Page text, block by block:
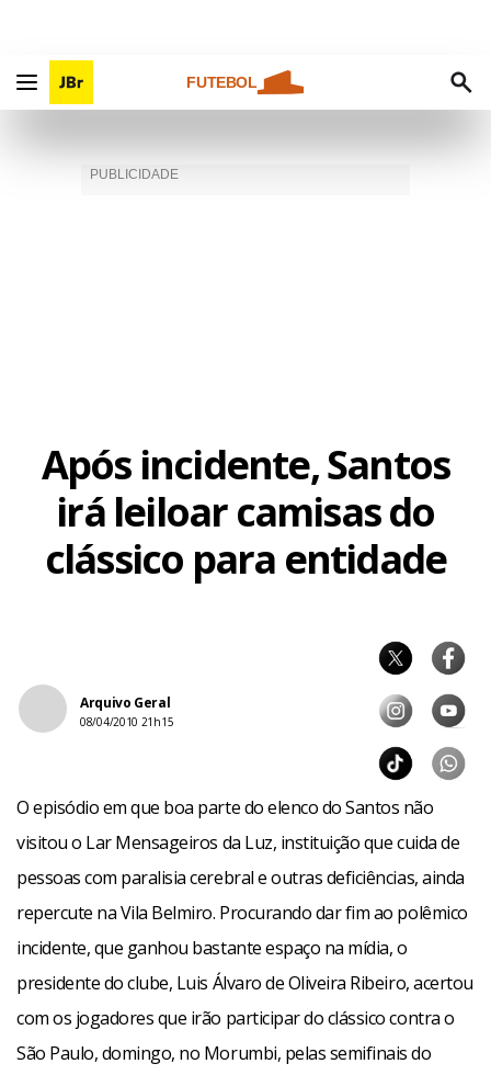
FUTEBOL
Após incidente, Santos
irá leiloar camisas do
clássico para entidade
Arquivo Geral
08/04/2010 21h15
O episódio em que boa parte do elenco do Santos não
visitou o Lar Mensageiros da Luz, instituição que cuida de
pessoas com paralisia cerebral e outras deficiências, ainda
repercute na Vila Belmiro. Procurando dar fim ao polêmico
incidente, que ganhou bastante espaço na mídia, o
presidente do clube, Luis Álvaro de Oliveira Ribeiro, acertou
com os jogadores que irão participar do clássico contra o
São Paulo, domingo, no Morumbi, pelas semifinais do